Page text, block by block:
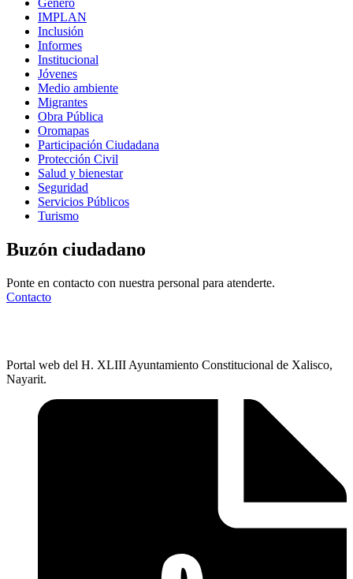
Género
IMPLAN
Inclusión
Informes
Institucional
Jóvenes
Medio ambiente
Migrantes
Obra Pública
Oromapas
Participación Ciudadana
Protección Civil
Salud y bienestar
Seguridad
Servicios Públicos
Turismo
Buzón ciudadano
Ponte en contacto con nuestra personal para atenderte.
Contacto
Portal web del H. XLIII Ayuntamiento Constitucional de Xalisco,
Nayarit.